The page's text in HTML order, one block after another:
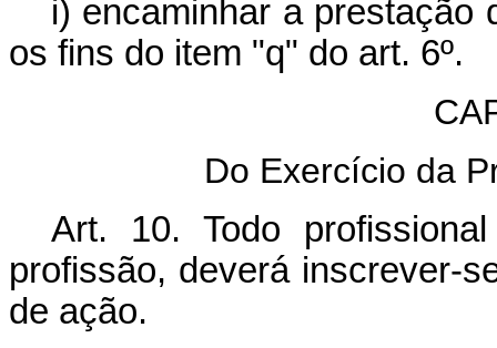
i) encaminhar a prestação
os fins do item "q" do art. 6º.
Do Exercício da
Art. 10. Todo
profissão, deverá inscrever-
de ação.